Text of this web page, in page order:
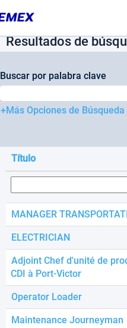
Página principal
Resultados de
Buscar por palabra clave
+Más Opciones de Búsqueda
Título
MANAGER
ELECTRICIAN
Adjoint Chef d'unité de
CDI à Port-Victor
Operator Loader
Maintenance Journeyman